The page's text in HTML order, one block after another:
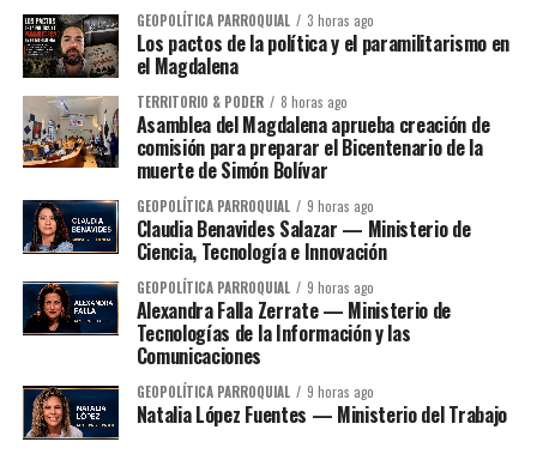
GEOPOLÍTICA PARROQUIAL 3 horas ago
Los pactos de la política y el paramilitarismo en
el Magdalena
TERRITORIO & PODER 8 horas ago
Asamblea del Magdalena aprueba creación de
comisión para preparar el Bicentenario de la
muerte de Simón Bolívar
GEOPOLÍTICA PARROQUIAL 9 horas ago
Claudia Benavides Salazar — Ministerio de
Ciencia, Tecnología e Innovación
GEOPOLÍTICA PARROQUIAL 9 horas ago
Alexandra Falla Zerrate — Ministerio de
Tecnologías de la Información y las
Comunicaciones
GEOPOLÍTICA PARROQUIAL 9 horas ago
Natalia López Fuentes — Ministerio del Trabajo